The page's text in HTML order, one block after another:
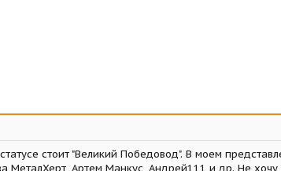
стоит "Великий Победовод". В моем
Артем Манкус, Андрей111 и др. Не хочу